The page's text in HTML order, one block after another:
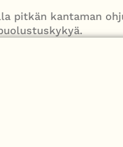
vaakalaudalla
pitkän kantaman